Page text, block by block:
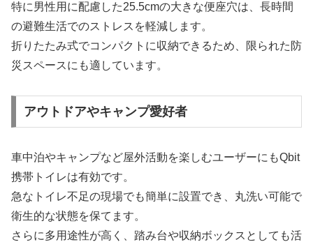
特に男性用に配慮した25.5cmの大きな便座穴は、長時間
の避難生活でのストレスを軽減します。
折りたたみ式でコンパクトに収納できるため、限られた防
災スペースにも適しています。
アウトドアやキャンプ愛好者
車中泊やキャンプなど屋外活動を楽しむユーザーにもQbit
携帯トイレは有効です。
急なトイレ不足の現場でも簡単に設置でき、丸洗い可能で
衛生的な状態を保てます。
さらに多用途性が高く、踏み台や収納ボックスとしても活